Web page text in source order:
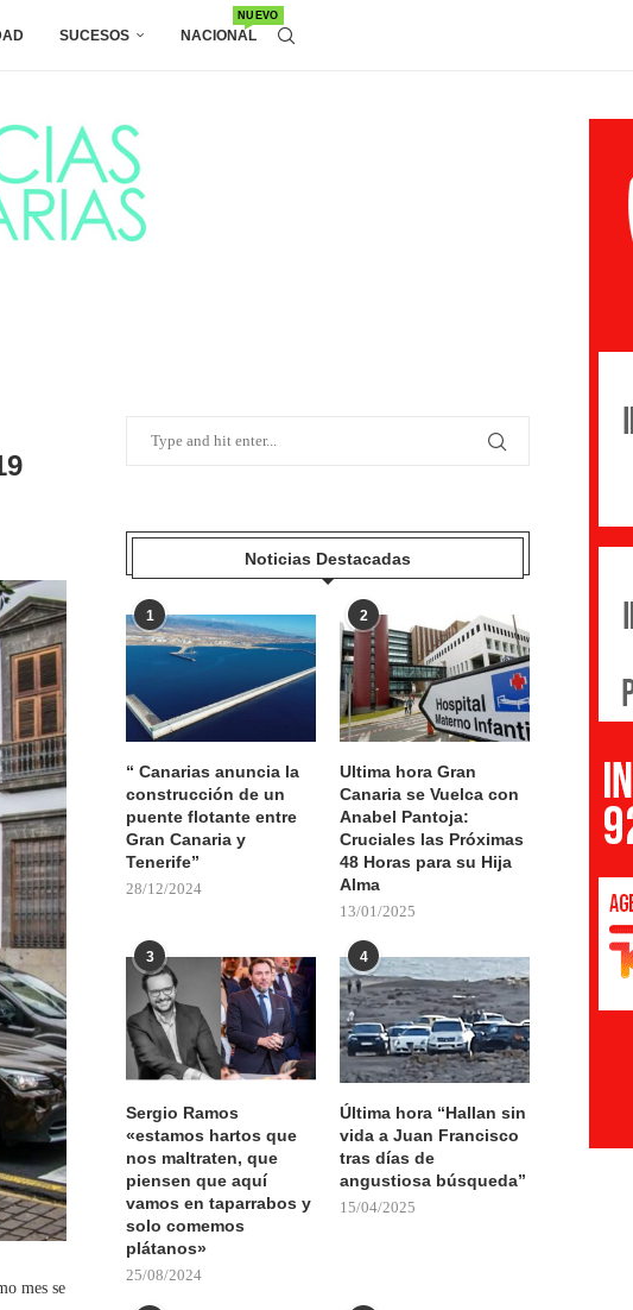
SUCESOS NACIONAL
NUEVO
mes se
Noticias Destacadas
1
“ Canarias anuncia la
construcción de un
puente flotante entre
Gran Canaria y
Tenerife”
28/12/2024
2
Ultima hora Gran
Canaria se Vuelca con
Anabel Pantoja:
Cruciales las Próximas
48 Horas para su Hija
Alma
13/01/2025
3
Sergio Ramos
«estamos hartos que
nos maltraten, que
piensen que aquí
vamos en taparrabos y
solo comemos
plátanos»
25/08/2024
4
Última hora “Hallan sin
vida a Juan Francisco
tras días de
angustiosa búsqueda”
15/04/2025